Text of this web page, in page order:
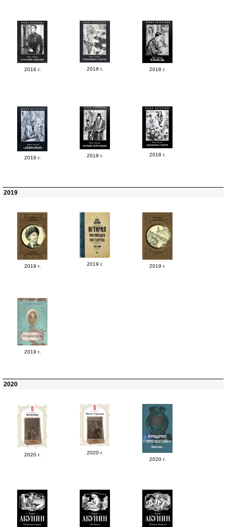
2018 г. 2018 г. 2018 г.
2018 г. 2018 г. 2018 г.
2019
2019 г. 2019 г. 2019 г.
2019 г.
2020
2020 г.
2020 г.
2020 г.